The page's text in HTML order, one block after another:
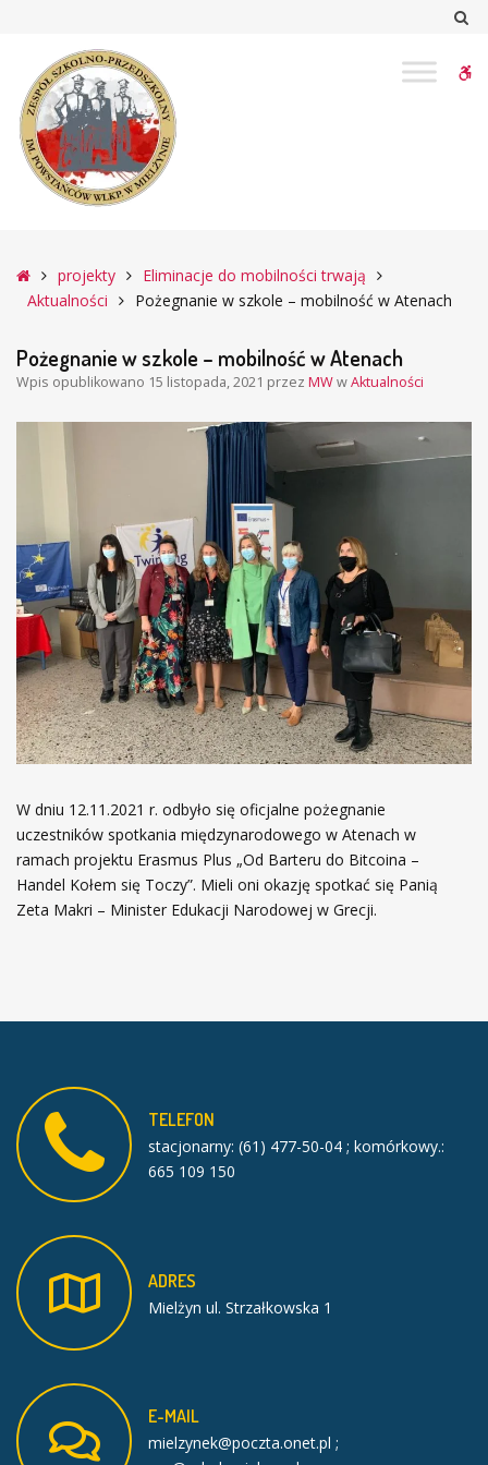
szkole
mobilność
Atenach
Głównaprojekty
Eliminacje do mobilności trwają
Aktualności
Pożegnanie w szkole – mobilność w Atenach
Pożegnanie w szkole – mobilność w Atenach
Wpis opublikowano 15 listopada, 2021 przez MWwAktualności
W dniu 12.11.2021 r. odbyło się oficjalne pożegnanie
uczestników spotkania międzynarodowego w Atenach w
ramach projektu Erasmus Plus „Od Barteru do Bitcoina –
Handel Kołem się Toczy”. Mieli oni okazję spotkać się Panią
Zeta Makri – Minister Edukacji Narodowej w Grecji.
TELEFON
stacjonarny: (61) 477-50-04 ; komórkowy.:
665 109 150
ADRES
Mielżyn ul. Strzałkowska 1
E-MAIL
mielzynek@poczta.onet.pl ;